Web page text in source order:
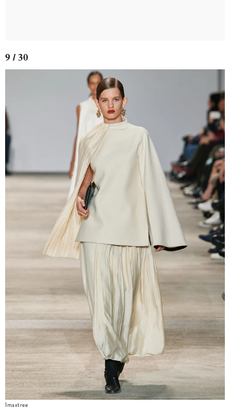
9 / 30
Imaxtree